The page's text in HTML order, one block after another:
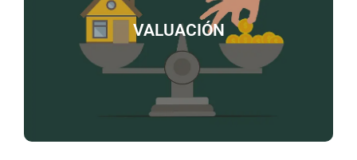
VALUACIÓN
una evaluación precisa de tu propiedad.
Opinión de valor: Nuestro equipo de expertos
brinda opiniones fundamentadas sobre el valor de
tu propiedad, basadas en un análisis detallado de